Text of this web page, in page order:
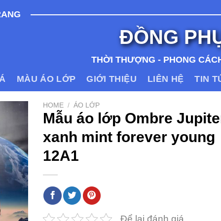
ĐỒNG
THỜI THƯỢNG - PHONG
MÀU ÁO LỚP GIỚI THIỆU LIÊN HỆ TIN
HOME / ÁO LỚP
Mẫu áo lớp Ombre
xanh mint forever young
12A1
Để lại đánh giá